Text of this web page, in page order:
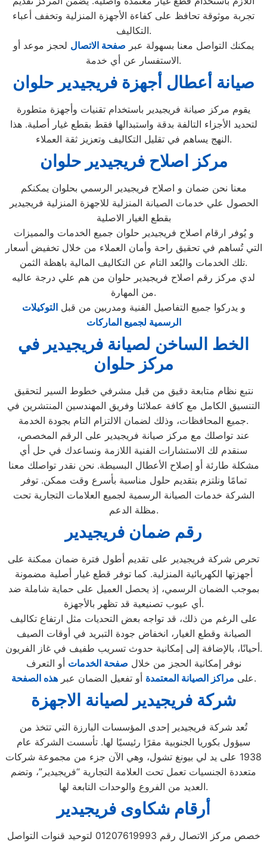
تجربة موثوقة تحافظ على كفاءة الأجهزة المنزلية وتخفف أعباء
التكاليف.
يمكنك التواصل معنا بسهولة عبر صفحة الاتصال لحجز موعد أو
الاستفسار عن أي خدمة.
صيانة أعطال أجهزة فريجيدير حلوان
يقوم مركز صيانة فريجيدير باستخدام تقنيات وأجهزة متطورة
لتحديد الأجزاء التالفة بدقة واستبدالها فقط بقطع غيار أصلية. هذا
النهج يساهم في تقليل التكاليف وتعزيز ثقة العملاء.
مركز اصلاح فريجيدير حلوان
معنا نحن ضمان و اصلاح فريجيدير الرسمي بحلوان يمكنكم
الحصول علي خدمات الصيانة المنزلية للاجهزة المنزلية فريجيدير
بقطع الغيار الاصلية
و يُوفر ارقام اصلاح فريجيدير حلوان جميع الخدمات والمميزات
التي تُساهم في تحقيق راحة وأمان العملاء من خلال تخفيض أسعار
تلك الخدمات والبُعد التام عن التكاليف المالية باهظة الثمن.
لدي مركز رقم اصلاح فريجيدير حلوان من هم علي درجة عاليه
من المهارة.
و يدركوا جميع التفاصيل الفنية ومدربين من قبلالتوكيلات
الرسمية لجميع الماركات
الخط الساخن لصيانة فريجيدير في
مركز حلوان
نتبع نظام متابعة دقيق من قبل مشرفي خطوط السير لتحقيق
التنسيق الكامل مع كافة عملائنا وفريق المهندسين المنتشرين في
جميع المحافظات، وذلك لضمان الالتزام التام بجودة الخدمة.
عند تواصلك مع مركز صيانة فريجيدير على الرقم المخصص،
سنقدم لك الاستشارات الفنية اللازمة ونساعدك في حل أي
مشكلة طارئة أو إصلاح الأعطال البسيطة. نحن نقدر تواصلك معنا
تمامًا ونلتزم بتقديم حلول مناسبة بأسرع وقت ممكن. توفر
الشركة خدمات الصيانة الرسمية لجميع العلامات التجارية تحت
مظلة الدعم.
رقم ضمان فريجيدير
تحرص شركة فريجيدير على تقديم أطول فترة ضمان ممكنة على
أجهزتها الكهربائية المنزلية. كما توفر قطع غيار أصلية مضمونة
بموجب الضمان الرسمي، إذ يحصل العميل على حماية شاملة ضد
أي عيوب تصنيعية قد تظهر بالأجهزة.
على الرغم من ذلك، قد تواجه بعض التحديات مثل ارتفاع تكاليف
الصيانة وقطع الغيار، انخفاض جودة التبريد في أوقات الصيف
أحيانًا، بالإضافة إلى إمكانية حدوث تسريب طفيف في غاز الفريون.
نوفر إمكانية الحجز من خلال صفحة الخدمات أو التعرف
على مراكز الصيانة المعتمدة أو تفعيل الضمان عبرهذه الصفحة .
شركة فريجيدير لصيانة الاجهزة
تُعد شركة فريجيدير إحدى المؤسسات البارزة التي تتخذ من
سيؤول بكوريا الجنوبية مقرًا رئيسيًا لها. تأسست الشركة عام
1938 على يد لي بيونغ تشول، وهي الآن جزء من مجموعة شركات
متعددة الجنسيات تعمل تحت العلامة التجارية “فريجيدير”، وتضم
العديد من الفروع والوحدات التابعة لها.
أرقام شكاوى فريجيدير
خصص مركز الاتصال رقم 01207619993 لتوحيد قنوات التواصل